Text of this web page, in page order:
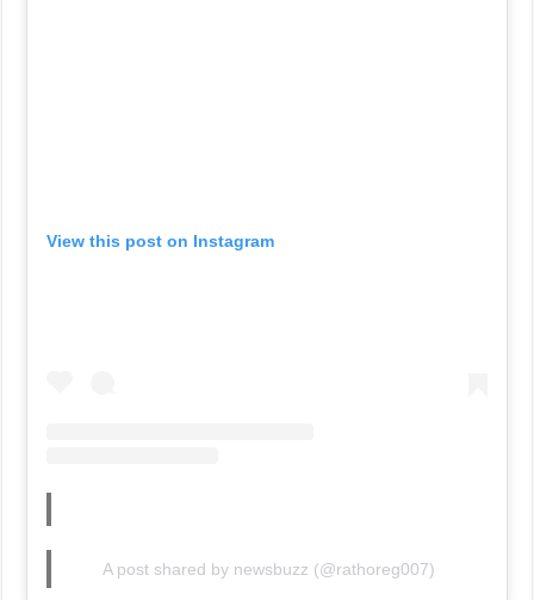
View this post on Instagram
A post shared by newsbuzz (@rathoreg007)